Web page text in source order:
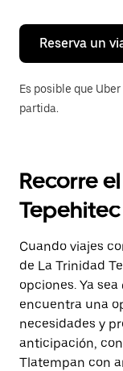
calendario.
Reserva un
Es posible que
partida.
Recorre
Cuando viajes
de La Trinidad
opciones. Ya
encuentra una
necesidades y
anticipación,
Tlatempan con